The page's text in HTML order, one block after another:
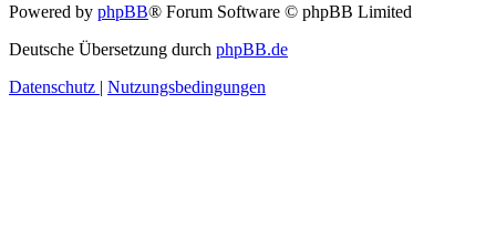
Powered by phpBB® Forum Software © phpBB Limited
Deutsche Übersetzung durch phpBB.de
Datenschutz | Nutzungsbedingungen